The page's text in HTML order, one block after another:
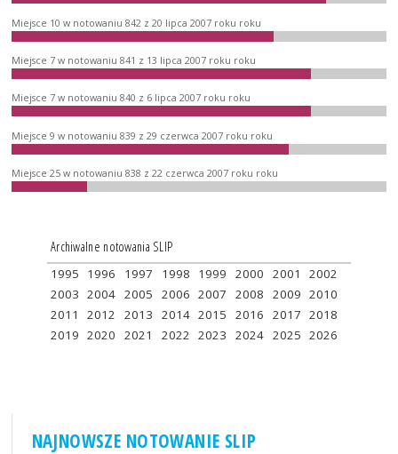
Miejsce 10 w notowaniu 842 z 20 lipca 2007 roku roku
Miejsce 7 w notowaniu 841 z 13 lipca 2007 roku roku
Miejsce 7 w notowaniu 840 z 6 lipca 2007 roku roku
Miejsce 9 w notowaniu 839 z 29 czerwca 2007 roku roku
Miejsce 25 w notowaniu 838 z 22 czerwca 2007 roku roku
Archiwalne notowania SLIP
1995 1996 1997 1998 1999 2000 2001
2002
2003 2004 2005 2006 2007 2008 2009 2010
2011
2012 2013 2014 2015 2016 2017 2018
2019 2020 2021 2022 2023 2024 2025 2026
NAJNOWSZE NOTOWANIE SLIP